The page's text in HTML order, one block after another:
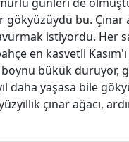
bu. Çınar
istiyordu. Her
en kasvetli
boynu bükük
daha yaşasa bile
çınar ağacı,